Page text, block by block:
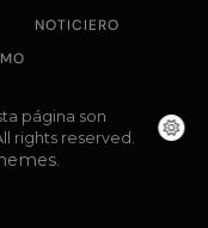
NOTICIERO
página son
rights reserved.
.